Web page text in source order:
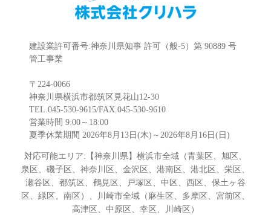
建設業許可番号:神奈川県知事 許可（般-5）第 90889 号
管工事業
〒224-0066
神奈川県横浜市都筑区見花山12-30
TEL.045-530-9615/FAX.045-530-9610
営業時間 9:00～18:00
夏季休業期間 2026年8月13日(木)～2026年8月16日(日)
対応可能エリア:【神奈川県】横浜市全域（青葉区、旭区、
泉区、磯子区、神奈川区、金沢区、港南区、港北区、栄区、
瀬谷区、都筑区、鶴見区、戸塚区、中区、西区、保土ヶ谷
区、緑区、南区）、川崎市全域（麻生区、多摩区、宮前区、
高津区、中原区、幸区、川崎区）